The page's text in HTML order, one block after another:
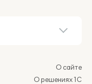
О сайте
О решениях 1С